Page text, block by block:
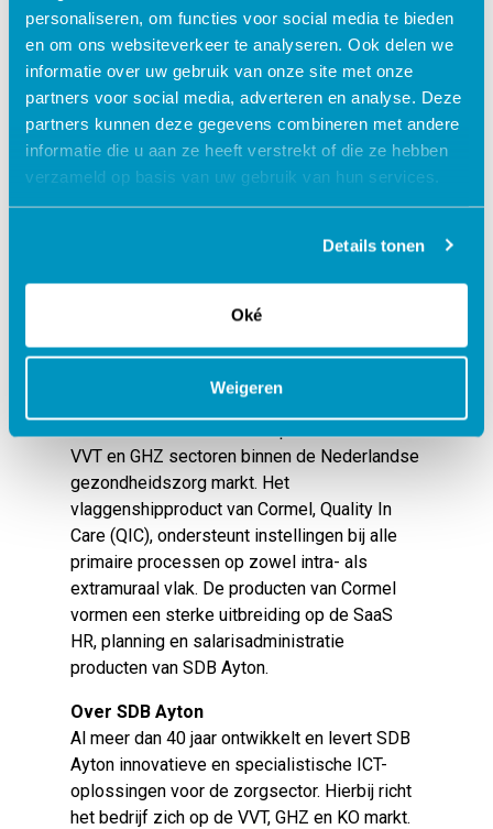
personaliseren, om functies voor social media te bieden
en om ons websiteverkeer te analyseren. Ook delen we
informatie over uw gebruik van onze site met onze
partners voor social media, adverteren en analyse. Deze
partners kunnen deze gegevens combineren met andere
informatie die u aan ze heeft verstrekt of die ze hebben
verzameld op basis van uw gebruik van hun services.
Details tonen
Oké
Weigeren
samenwerkingen met deze klanten zien en
horen we dat klanten op zoek zijn naar een
softwareleverancier met één complete
oplossing, waarmee de inefficiënties en
ontevredenheid die vaak wordt ervaren bij
complexe integraties kunnen worden
geminimaliseerd. Wij zijn er dan ook van
overtuigd dat het samengaan met SDB Ayton
zorginstellingen te versterken en
onderscheidend vermogen te creëren.”
Cormel, opgericht in 1998 en is gevestigd in
Born, Limbug, heeft zich over de loop der
jaren ontwikkeld als gespecialiseerde speler
VVT en GHZ sectoren binnen de Nederlandse
gezondheidszorg markt. Het
vlaggenshipproduct van Cormel, Quality In
Care (QIC), ondersteunt instellingen bij alle
primaire processen op zowel intra- als
extramuraal vlak. De producten van Cormel
vormen een sterke uitbreiding op de SaaS
HR, planning en salarisadministratie
producten van SDB Ayton.
Over SDB Ayton
Al meer dan 40 jaar ontwikkelt en levert SDB
Ayton innovatieve en specialistische ICT-
oplossingen voor de zorgsector. Hierbij richt
het bedrijf zich op de VVT, GHZ en KO markt.